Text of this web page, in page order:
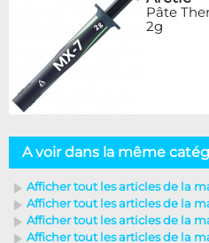
Pâte
2g
A voir dans la même
Afficher tout les articles de la
Afficher tout les articles de la
Afficher tout les articles de la
Afficher tout les articles de la